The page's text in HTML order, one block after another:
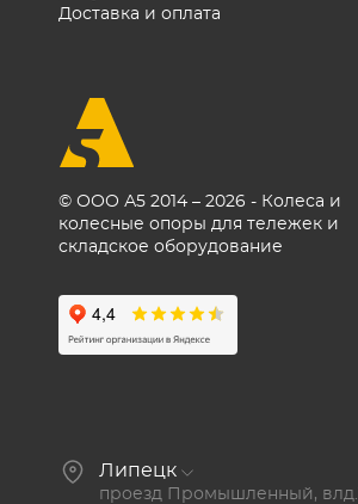
© ООО А5 2014 – 2026 - Колеса и
колесные опоры для тележек и
складское оборудование
Доставка и оплата
Липецк
проезд Промышленный, влд.1